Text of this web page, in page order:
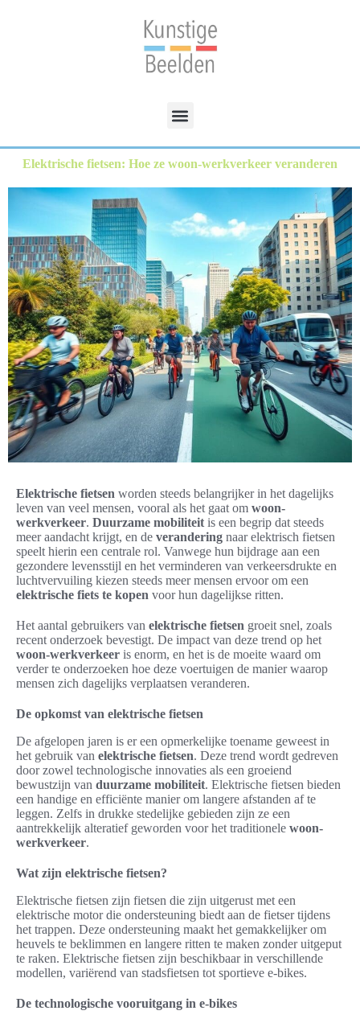
Elektrische fietsen: Hoe ze woon-werkverkeer veranderen
Elektrische fietsen worden steeds belangrijker in het dagelijks
leven van veel mensen, vooral als het gaat om woon-
werkverkeer. Duurzame mobiliteit is een begrip dat steeds
meer aandacht krijgt, en de verandering naar elektrisch fietsen
speelt hierin een centrale rol. Vanwege hun bijdrage aan een
gezondere levensstijl en het verminderen van verkeersdrukte en
luchtvervuiling kiezen steeds meer mensen ervoor om een
elektrische fiets te kopen voor hun dagelijkse ritten.
Het aantal gebruikers van elektrische fietsen groeit snel, zoals
recent onderzoek bevestigt. De impact van deze trend op het
woon-werkverkeer is enorm, en het is de moeite waard om
verder te onderzoeken hoe deze voertuigen de manier waarop
mensen zich dagelijks verplaatsen veranderen.
De opkomst van elektrische fietsen
De afgelopen jaren is er een opmerkelijke toename geweest in
het gebruik van elektrische fietsen. Deze trend wordt gedreven
door zowel technologische innovaties als een groeiend
bewustzijn van duurzame mobiliteit. Elektrische fietsen bieden
een handige en efficiënte manier om langere afstanden af te
leggen. Zelfs in drukke stedelijke gebieden zijn ze een
aantrekkelijk alteratief geworden voor het traditionele woon-
werkverkeer.
Wat zijn elektrische fietsen?
Elektrische fietsen zijn fietsen die zijn uitgerust met een
elektrische motor die ondersteuning biedt aan de fietser tijdens
het trappen. Deze ondersteuning maakt het gemakkelijker om
heuvels te beklimmen en langere ritten te maken zonder uitgeput
te raken. Elektrische fietsen zijn beschikbaar in verschillende
modellen, variërend van stadsfietsen tot sportieve e-bikes.
De technologische vooruitgang in e-bikes